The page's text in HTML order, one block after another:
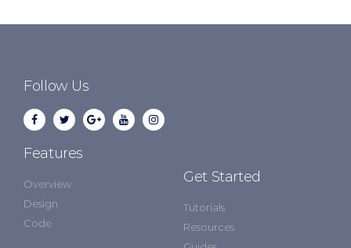
Follow Us
Features
Overview
Design
Code
Get Started
Tutorials
Resources